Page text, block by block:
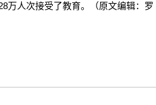
万人次接受了教育。（原文编辑：罗